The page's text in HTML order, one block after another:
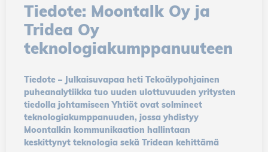
Tiedote: Moontalk Oy ja
Tridea Oy
teknologiakumppanuuteen
Tiedote – Julkaisuvapaa heti Tekoälypohjainen
puheanalytiikka tuo uuden ulottuvuuden yritysten
tiedolla johtamiseen Yhtiöt ovat solmineet
teknologiakumppanuuden, jossa yhdistyy
Moontalkin kommunikaation hallintaan
keskittynyt teknologia sekä Tridean kehittämä
Necessary
cookies
Necessary
cookies
perform
basic